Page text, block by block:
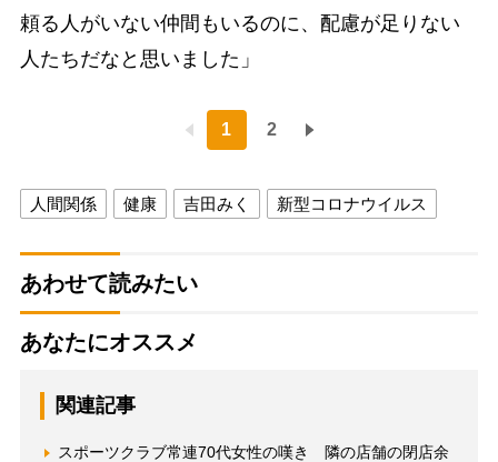
頼る人がいない仲間もいるのに、配慮が足りない
人たちだなと思いました」
1 2
人間関係 健康 吉田みく 新型コロナウイルス
あわせて読みたい
あなたにオススメ
関連記事
スポーツクラブ常連70代女性の嘆き 隣の店舗の閉店余